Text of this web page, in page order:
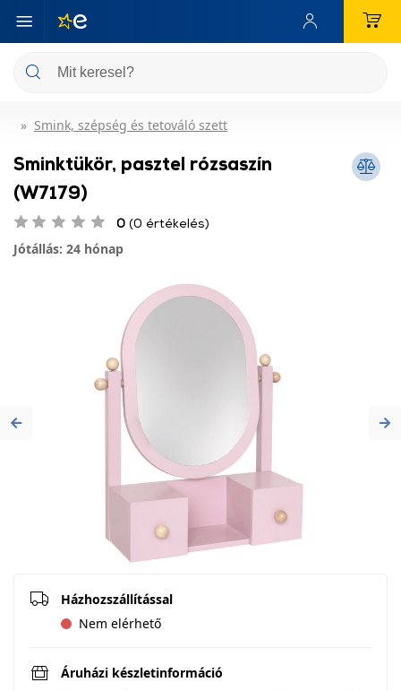
Smink, szépség és tetováló szett
Sminktükör, pasztel rózsaszín
(W7179)
0 (0 értékelés)
Jótállás: 24 hónap
Previous
Házhozszállítással
Nem elérhető
Áruházi készletinformáció